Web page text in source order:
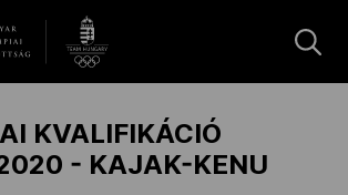
KVALIFIKÁCIÓ
- KAJAK-KENU